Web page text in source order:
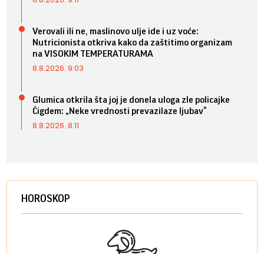
Verovali ili ne, maslinovo ulje ide i uz voće:
Nutricionista otkriva kako da zaštitimo organizam
na VISOKIM TEMPERATURAMA
8.8.2026. 9:03
Glumica otkrila šta joj je donela uloga zle policajke
Čigdem: „Neke vrednosti prevazilaze ljubav“
8.8.2026. 8:11
HOROSKOP